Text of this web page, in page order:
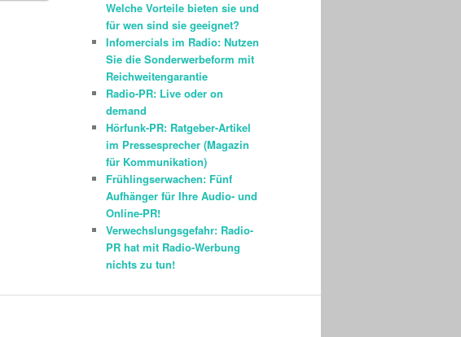
Welche Vorteile bieten sie und
für wen sind sie geeignet?
Infomercials im Radio: Nutzen
Sie die Sonderwerbeform mit
Reichweitengarantie
Radio-PR: Live oder on
demand
Hörfunk-PR: Ratgeber-Artikel
im Pressesprecher (Magazin
für Kommunikation)
Frühlingserwachen: Fünf
Aufhänger für Ihre Audio- und
Online-PR!
Verwechslungsgefahr: Radio-
PR hat mit Radio-Werbung
nichts zu tun!